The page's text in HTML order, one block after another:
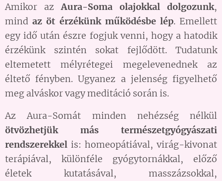
Amikor azAura-Soma olajokkal dolgozunk,
mindaz öt érzékünk működésbe lép. Emellett
egy idő után észre fogjuk venni, hogy a hatodik
érzékünk szintén sokat fejlődött. Tudatunk
eltemetett mélyrétegei megelevenednek az
éltető fényben. Ugyanez a jelenség figyelhető
meg alváskor vagy meditáció során is.
Az Aura-Somát minden nehézség nélkül
ötvözhetjük más természetgyógyászati
rendszerekkel is: homeopátiával, virág-kivonat
terápiával, különféle gyógytornákkal, előző
életek kutatásával, masszázsokkal,